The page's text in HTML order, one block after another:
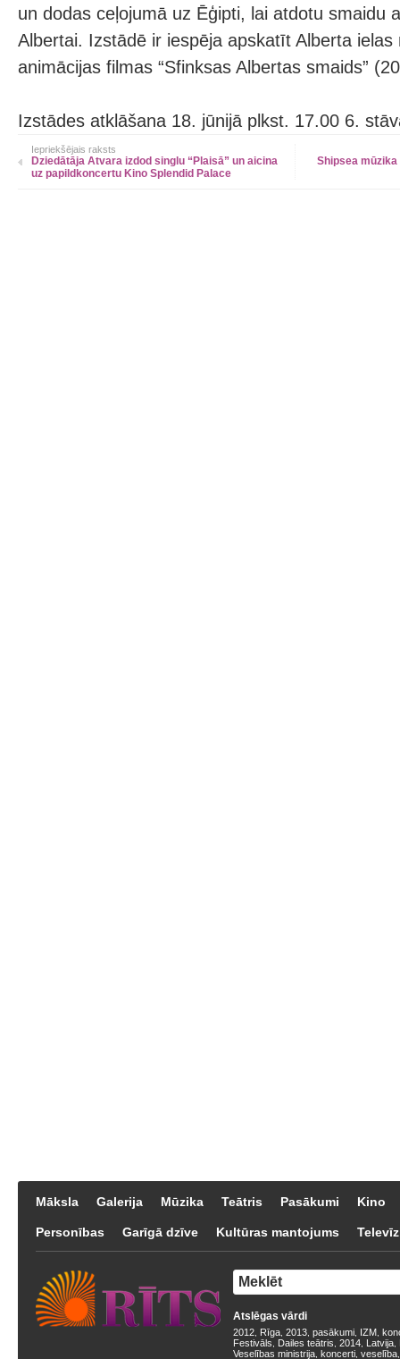
un dodas ceļojumā uz Ēģipti, lai atdotu smaidu
Albertai. Izstādē ir iespēja apskatīt Alberta
animācijas filmas “Sfinksas Albertas smaids”
Izstādes atklāšana 18. jūnijā plkst. 17.00 6.
Iepriekšējais raksts
Dziedātāja Atvara izdod singlu “Plaisā” un aicina
uz papildkoncertu Kino Splendid Palace
Shipsea
Māksla Galerija Mūzika Teātris Pasākumi Kino
Personības Garīgā dzīve Kultūras mantojums
Atslēgas vārdi
2012 Rīga 2013 pasākumi IZM
Festivāls
Dailes teātris 2014 Latvija
Veselības ministrija koncerti veselība